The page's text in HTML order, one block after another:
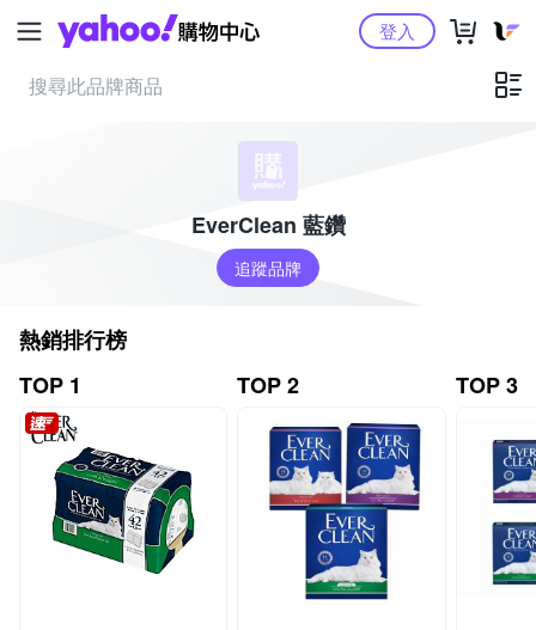
Yahoo購物中心登入
EverClean 藍鑽
追蹤品牌
熱銷排行榜
TOP 1
TOP 2 TOP 3